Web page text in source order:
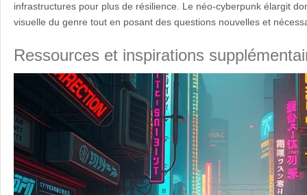
infrastructures pour plus de résilience. Le néo-cyberpunk élargit
visuelle du genre tout en posant des questions nouvelles et
Ressources et inspirations